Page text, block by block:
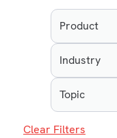
Product
Industry
Topic
Clear Filters